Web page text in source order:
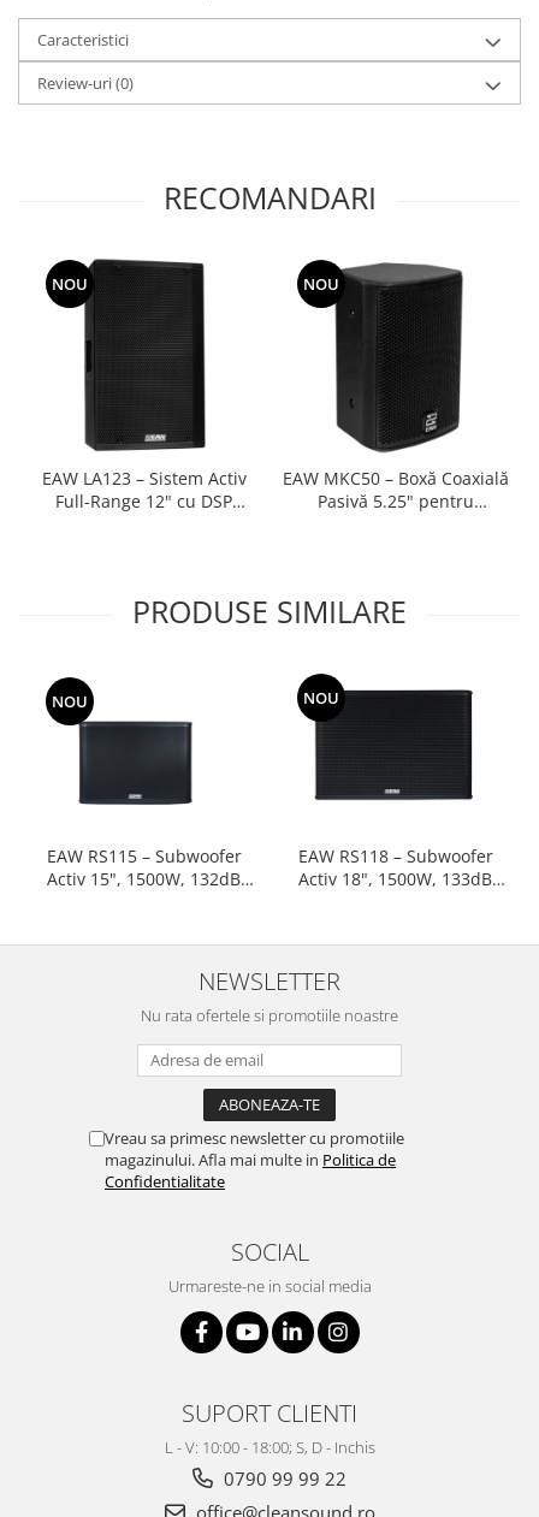
Caracteristici
Review-uri(0)
RECOMANDARI
NOU
EAW LA123 – Sistem Activ
Full-Range 12" cu DSP
NOU
EAW MKC50 – Boxă Coaxială
Pasivă 5.25" pentru
PRODUSE SIMILARE
NOU
EAW RS115 – Subwoofer
Activ 15", 1500W, 132dB
NOU
EAW RS118 – Subwoofer
Activ 18", 1500W, 133dB
NEWSLETTER
Nu rata ofertele si promotiile noastre
Vreau sa primesc newsletter cu promotiile
magazinului. Afla mai multe in Politica de
Confidentialitate
SOCIAL
Urmareste-ne in social media
SUPORT CLIENTI
L - V: 10:00 - 18:00; S, D - Inchis
0790 99 99 22
office@cleansound.ro